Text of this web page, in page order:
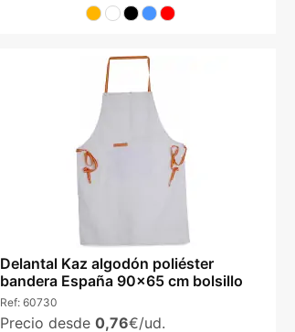
Delantal Kaz algodón poliéster
bandera España 90x65 cm bolsillo
Ref: 60730
Precio desde 0,76€/ud.